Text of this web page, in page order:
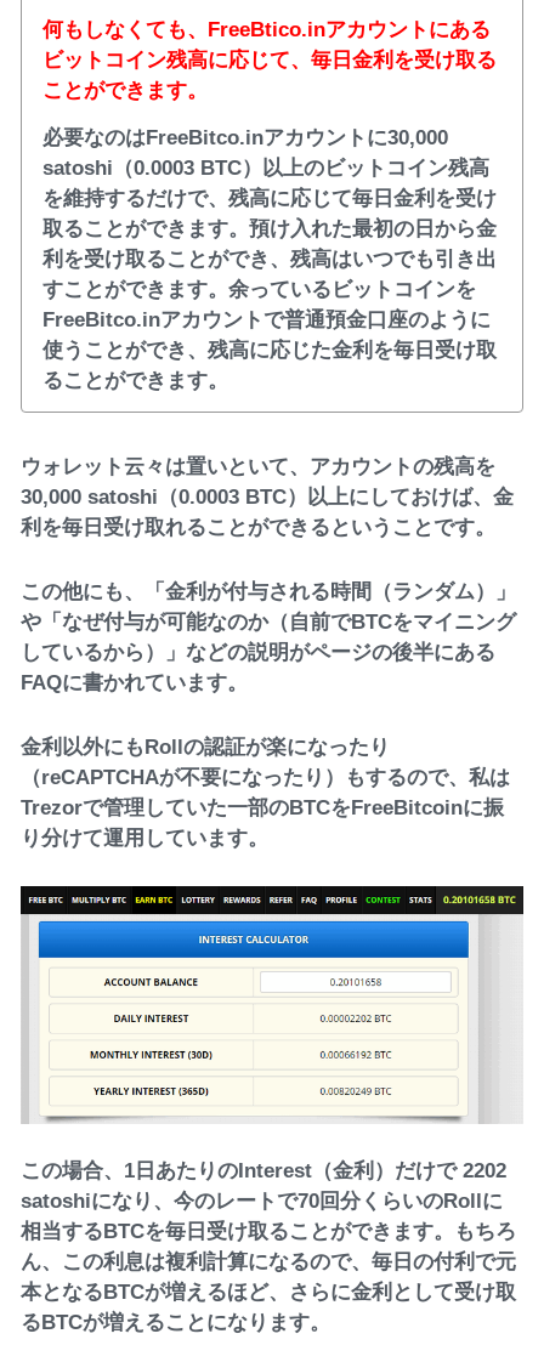
何もしなくても、FreeBtico.inアカウントにある
ビットコイン残高に応じて、毎日金利を受け取る
ことができます。
必要なのはFreeBitco.inアカウントに30,000
satoshi（0.0003 BTC）以上のビットコイン残高
を維持するだけで、残高に応じて毎日金利を受け
取ることができます。預け入れた最初の日から金
利を受け取ることができ、残高はいつでも引き出
すことができます。余っているビットコインを
FreeBitco.inアカウントで普通預金口座のように
使うことができ、残高に応じた金利を毎日受け取
ることができます。
ウォレット云々は置いといて、アカウントの残高を
30,000 satoshi（0.0003 BTC）以上にしておけば、金
利を毎日受け取れることができるということです。
この他にも、「金利が付与される時間（ランダム）」
や「なぜ付与が可能なのか（自前でBTCをマイニング
しているから）」などの説明がページの後半にある
FAQに書かれています。
金利以外にもRollの認証が楽になったり
（reCAPTCHAが不要になったり）もするので、私は
Trezorで管理していた一部のBTCをFreeBitcoinに振
り分けて運用しています。
この場合、1日あたりのInterest（金利）だけで 2202
satoshiになり、今のレートで70回分くらいのRollに
相当するBTCを毎日受け取ることができます。もちろ
ん、この利息は複利計算になるので、毎日の付利で元
本となるBTCが増えるほど、さらに金利として受け取
るBTCが増えることになります。